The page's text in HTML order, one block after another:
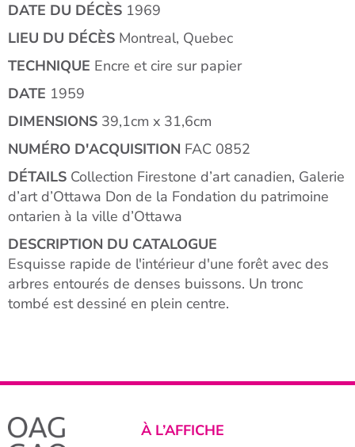
DATE DU DÉCÈS 1969
LIEU DU DÉCÈS Montreal, Quebec
TECHNIQUE Encre et cire sur papier
DATE 1959
DIMENSIONS 39,1cm x 31,6cm
NUMÉRO D'ACQUISITION FAC 0852
DÉTAILS Collection Firestone d’art canadien, Galerie
d’art d’Ottawa Don de la Fondation du patrimoine
ontarien à la ville d’Ottawa
DESCRIPTION DU CATALOGUE
Esquisse rapide de l'intérieur d'une forêt avec des
arbres entourés de denses buissons. Un tronc
tombé est dessiné en plein centre.
À L’AFFICHE